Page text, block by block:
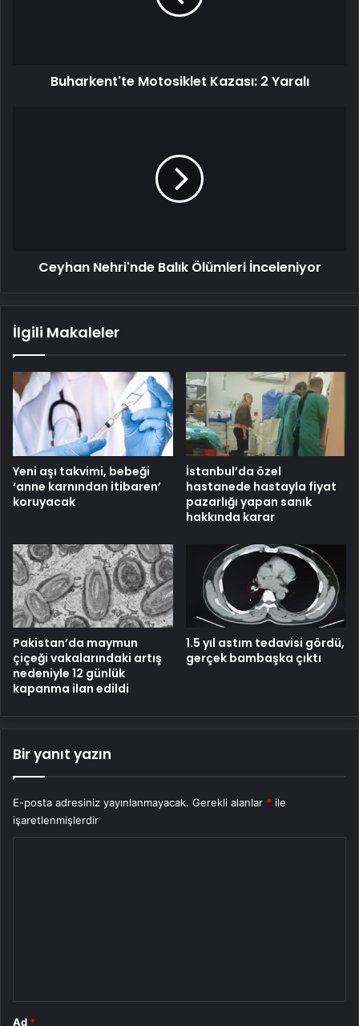
Buharkent'te Motosiklet Kazası: 2 Yaralı
Ceyhan Nehri'nde Balık Ölümleri İnceleniyor
İlgili Makaleler
Yeni aşı takvimi, bebeği
‘anne karnından itibaren’
koruyacak
İstanbul’da özel
hastanede hastayla fiyat
pazarlığı yapan sanık
hakkında karar
Pakistan’da maymun
çiçeği vakalarındaki artış
nedeniyle 12 günlük
kapanma ilan edildi
1.5 yıl astım tedavisi gördü,
gerçek bambaşka çıktı
Bir yanıt yazın
E-posta adresiniz yayınlanmayacak. Gerekli alanlar * ile
işaretlenmişlerdir
Ad *